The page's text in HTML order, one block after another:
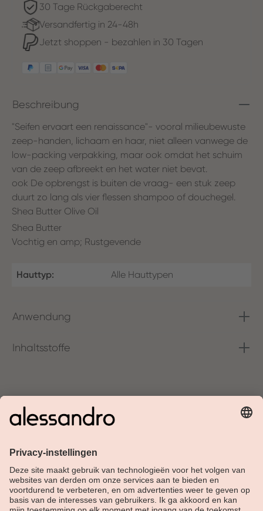
30 Tage Rückgaberecht
Versandfertig in 24-48h
Jetzt shoppen - bezahlen in 30 Tagen
Beschreibung
"Seifen ervaart een renaissance"- vooral milieubewuste
zeep-handen, lichaam en haar, niet alleen vanwege de
low-packing verpakking, maar ook omdat het schuim
van de zeep afbreekt en het water niet bevat.
ook De opbrengst is buiten de vraag- een stuk zeep
duurt zo lang als vier flessen shampoo of douchegel.
Shea Butter Olive Oil
Shea Butter
Vochtig en amp; Rustgevende
Hauttyp: Alle Hauttypen
Anwendung
Inhaltsstoffe
Over Alessandro
Shop